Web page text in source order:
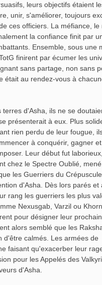
leurs objectifs étaient
unir, s'améliorer, toujours
ces officiers. La méfiance, le
la confiance finit par
Ensemble, sous une
finirent par écumer les
sans partage, non sans
était au rendez-vous à
terres d'Asha, ils ne se
présenterait à eux. Plus
rien perdu de leur fougue,
à conquérir, gagner et
Leur début fut
chez le Spectre Oublié,
les Guerriers du Crépuscule
d'Asha. Dès lors parés et
rang les guerriers les plus
Nexusgab, Varzil ou
pour désigner leur
alors semblé que les
d'être calmés. Les armées de
faisant qu'exacerber leur
pour les Appelés des
d'Asha.